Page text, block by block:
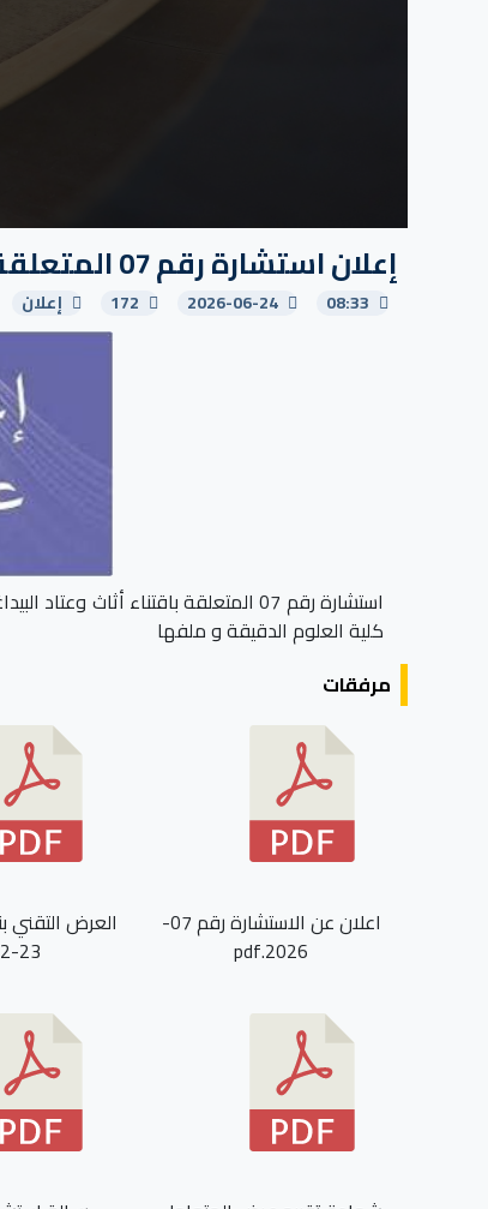
إعلان استشارة رقم 07 المتعلقة باقتناء أثاث وعتاد البيداغوجيا وملفها
08:33
2026-06-24
172 إعلان
كلية العلوم الدقيقة و ملفها
مرفقات
اعلان عن الاستشارة رقم 07-
2026.pdf
العرض التقني
23-12.pdf